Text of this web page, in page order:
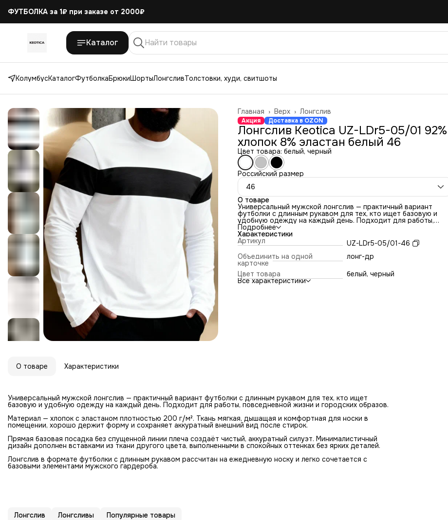
ФУТБОЛКА за 1₽ при заказе от 2000₽
Каталог
КолумбусКаталогФутболкаБрюкиШортыЛонгсливТолстовки, худи, свитшоты
Лонгслив
Верх ›
Главная ›
Акция Доставка в OZON
Лонгслив Keotica UZ-LDr5-05/01 92%
хлопок 8% эластан белый 46
Цвет товара: белый, черный
Российский размер
46
О товаре
Универсальный мужской лонгслив — практичный вариант
футболки с длинным рукавом для тех, кто ищет базовую и
удобную одежду на каждый день. Подходит для работы,
повседневной жизни и городских образов.
Материал — хлопок с эластаном плотностью 200 г/м². Ткань
мягкая, дышащая и комфортная для носки в помещении,
хорошо держит форму и сохраняет аккуратный внешний вид
после стирок.
Прямая базовая посадка без спущенной линии плеча создаёт
чистый, аккуратный силуэт. Минималистичный дизайн
дополнен вставками из ткани другого цвета, выполненными в
спокойных оттенках без ярких деталей.
Подробнее
Характеристики
Артикул
UZ-LDr5-05/01-46
Объединить на одной
карточке
лонг-др
Цвет товара
белый, черный
Все характеристики
О товаре Характеристики
Универсальный мужской лонгслив — практичный вариант футболки с длинным рукавом для тех, кто ищет
базовую и удобную одежду на каждый день. Подходит для работы, повседневной жизни и городских образов.
Материал — хлопок с эластаном плотностью 200 г/м². Ткань мягкая, дышащая и комфортная для носки в
помещении, хорошо держит форму и сохраняет аккуратный внешний вид после стирок.
Прямая базовая посадка без спущенной линии плеча создаёт чистый, аккуратный силуэт. Минималистичный
дизайн дополнен вставками из ткани другого цвета, выполненными в спокойных оттенках без ярких деталей.
Лонгслив в формате футболки с длинным рукавом рассчитан на ежедневную носку и легко сочетается с
базовыми элементами мужского гардероба.
Лонгслив Лонгсливы Популярные товары